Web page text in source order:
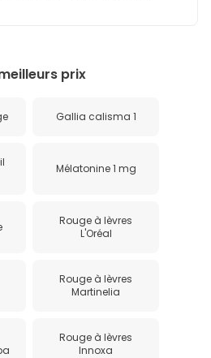
prix
Gallia calisma 1
Mélatonine 1 mg
Rouge à lèvres
L'Oréal
Rouge à lèvres
Martinelia
Rouge à lèvres
Innoxa